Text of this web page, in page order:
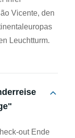
Vicente, den
Leuchtturm.
out Ende